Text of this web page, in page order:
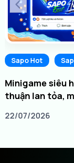
Sapo Hot
Minigame siêu
thuận lan tỏa,
22/07/2026